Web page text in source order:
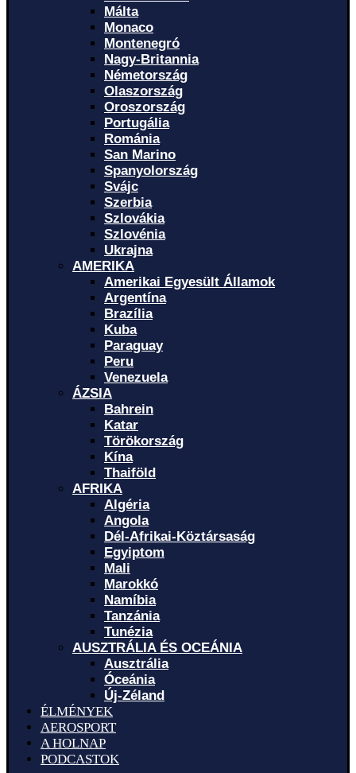
Málta
Monaco
Montenegró
Nagy-Britannia
Németország
Olaszország
Oroszország
Portugália
Románia
San Marino
Spanyolország
Svájc
Szerbia
Szlovákia
Szlovénia
Ukrajna
AMERIKA
Amerikai Egyesült Államok
Argentína
Brazília
Kuba
Paraguay
Peru
Venezuela
ÁZSIA
Bahrein
Katar
Törökország
Kína
Thaiföld
AFRIKA
Algéria
Angola
Dél-Afrikai-Köztársaság
Egyiptom
Mali
Marokkó
Namíbia
Tanzánia
Tunézia
AUSZTRÁLIA ÉS OCEÁNIA
Ausztrália
Óceánia
Új-Zéland
ÉLMÉNYEK
AEROSPORT
A HOLNAP
PODCASTOK